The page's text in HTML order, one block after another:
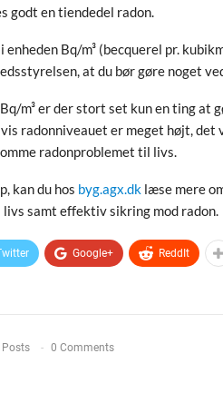
godt en tiendedel radon.
enheden Bq/m³ (becquerel pr.
at du bør gøre noget
m³ er der stort set kun en ting at
radonniveauet er meget højt, det
radonproblemet til livs.
kan du hos byg.agx.dk læse mere
samt effektiv sikring mod radon.
Google+ ReddIt
Posts 0 Comments